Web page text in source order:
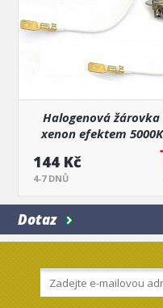
Halogenová žárovka
xenon efektem
144 Kč
4-7 DNŮ
Dotaz